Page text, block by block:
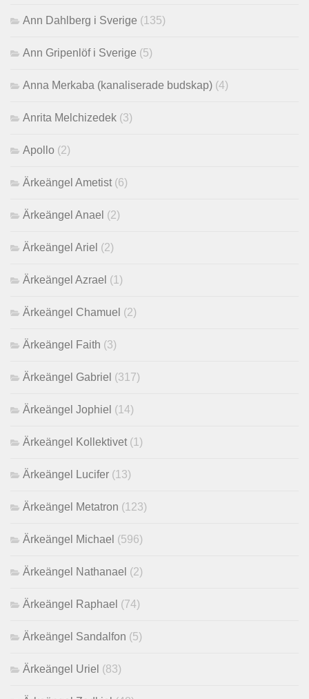
Ann Dahlberg i Sverige (135)
Ann Gripenlöf i Sverige (5)
Anna Merkaba (kanaliserade budskap) (4)
Anrita Melchizedek (3)
Apollo (2)
Ärkeängel Ametist (6)
Ärkeängel Anael (2)
Ärkeängel Ariel (2)
Ärkeängel Azrael (1)
Ärkeängel Chamuel (2)
Ärkeängel Faith (3)
Ärkeängel Gabriel (317)
Ärkeängel Jophiel (14)
Ärkeängel Kollektivet (1)
Ärkeängel Lucifer (13)
Ärkeängel Metatron (123)
Ärkeängel Michael (596)
Ärkeängel Nathanael (2)
Ärkeängel Raphael (74)
Ärkeängel Sandalfon (5)
Ärkeängel Uriel (83)